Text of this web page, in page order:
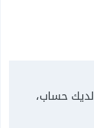
حساب،